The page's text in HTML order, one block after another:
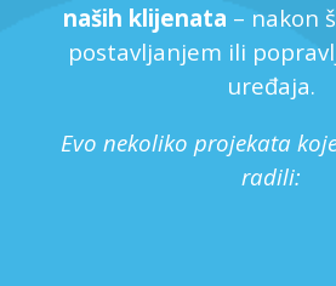
naših klijenata – nakon
postavljanjem ili
uređaja.
Evo nekoliko projekata
radili: